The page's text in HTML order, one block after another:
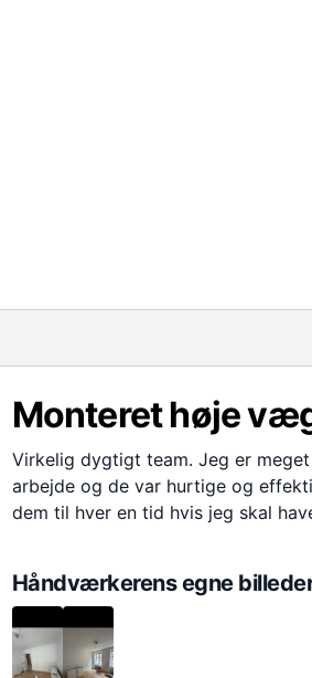
Monteret høje
Virkelig dygtigt team. Jeg er
arbejde og de var hurtige og
dem til hver en tid hvis jeg skal
Håndværkerens egne